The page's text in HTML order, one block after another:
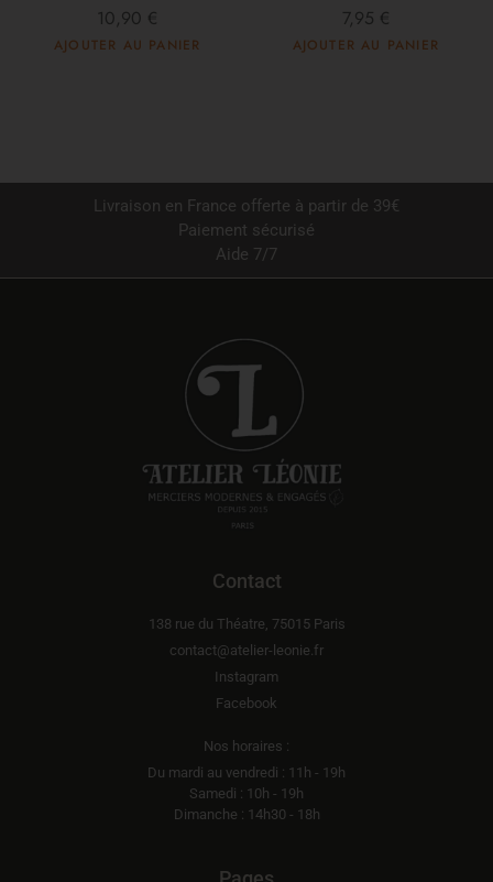
10,90 €
AJOUTER AU PANIER
7,95 €
AJOUTER AU PANIER
Livraison en France offerte à partir de 39€
Paiement sécurisé
Aide 7/7
Contact
138 rue du Théatre, 75015 Paris
contact@atelier-leonie.fr
Instagram
Facebook
Nos horaires :
Du mardi au vendredi : 11h - 19h
Samedi : 10h - 19h
Dimanche : 14h30 - 18h